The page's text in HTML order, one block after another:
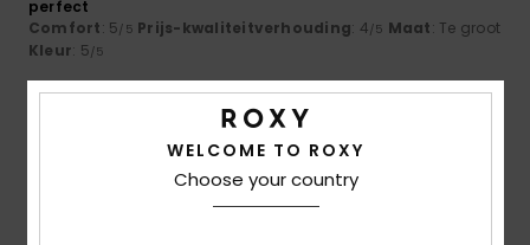
perfect
Comfort: 5/5 Prijs-kwaliteitverhouding: 4/5 Maat: Te groot
Kleur: 5/5
5/5
WELCOME TO ROXY
Choose your country